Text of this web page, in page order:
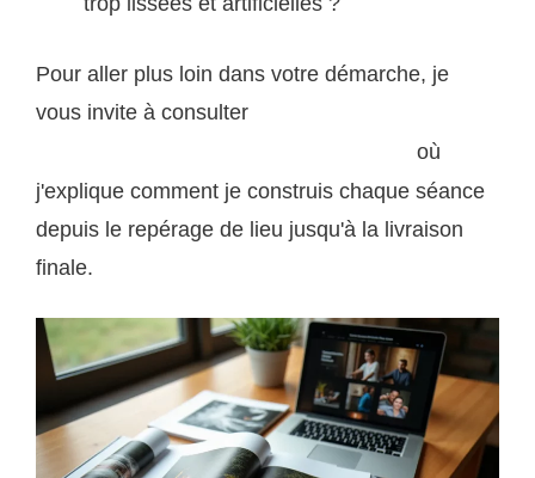
Pour aller plus loin dans votre démarche, je
vous invite à consulter
où
j'explique comment je construis chaque séance
depuis le repérage de lieu jusqu'à la livraison
finale.